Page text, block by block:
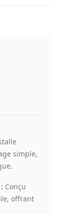
simple,
Conçu
offrant